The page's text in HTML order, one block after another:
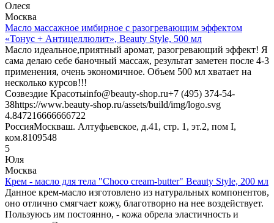
Олеся
Москва
Масло массажное имбирное с разогревающим эффектом
«Тонус + Антицеллюлит», Beauty Style, 500 мл
Масло идеальное,приятный аромат, разогревающий эффект! Я
сама делаю себе баночный массаж, результат заметен после 4-3
применения, очень экономичное. Объем 500 мл хватает на
несколько курсов!!!
Созвездие Красотыinfo@beauty-shop.ru+7 (495) 374-54-
38https://www.beauty-shop.ru/assets/build/img/logo.svg
4.847216666666722
РоссияМоскваш. Алтуфьевское, д.41, стр. 1, эт.2, пом I,
ком.8109548
5
Юля
Москва
Крем - масло для тела "Choco cream-butter" Beauty Style, 200 мл
Данное крем-масло изготовлено из натуральных компонентов,
оно отлично смягчает кожу, благотворно на нее воздействует.
Пользуюсь им постоянно, - кожа обрела эластичность и